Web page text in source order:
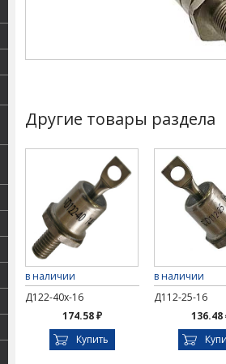
Другие товары раздела
в наличии
Д122-40х-16
174.58 ₽
Купить
в наличии
Д112-25-16
136.48